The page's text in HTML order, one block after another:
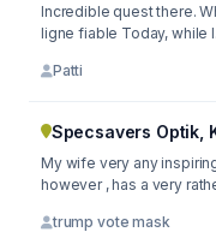
Incredible quest there. What
ligne fiable Today, while
Patti
Specsavers Optik,
My wife very any
however , has a very
trump vote mask